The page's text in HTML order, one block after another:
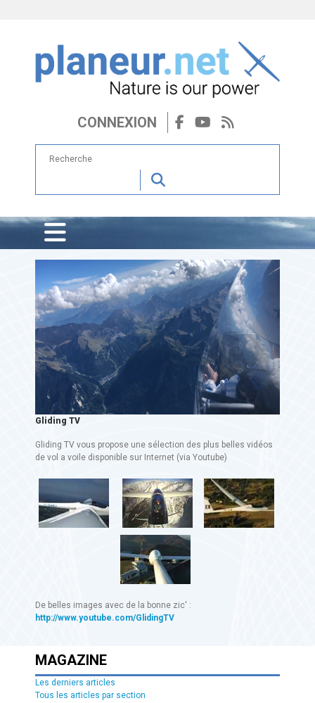
CONNEXION
Gliding TV
Gliding TV vous propose une sélection des plus belles vidéos
de vol a voile disponible sur Internet (via Youtube)
De belles images avec de la bonne zic' :
http://www.youtube.com/GlidingTV
MAGAZINE
Les derniers articles
Tous les articles par section